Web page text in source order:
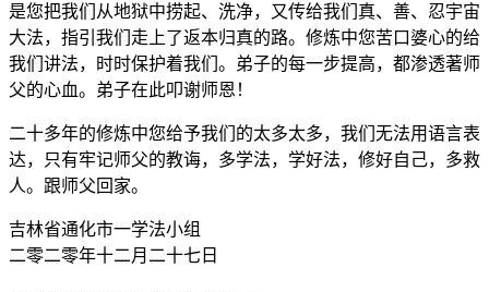
是您把我们从地狱中捞起、洗净，又传给我们真、善、忍宇宙
大法，指引我们走上了返本归真的路。修炼中您苦口婆心的给
我们讲法，时时保护着我们。弟子的每一步提高，都渗透著师
父的心血。弟子在此叩谢师恩！
二十多年的修炼中您给予我们的太多太多，我们无法用语言表
达，只有牢记师父的教诲，多学法，学好法，修好自己，多救
人。跟师父回家。
吉林省通化市一学法小组
二零二零年十二月二十七日